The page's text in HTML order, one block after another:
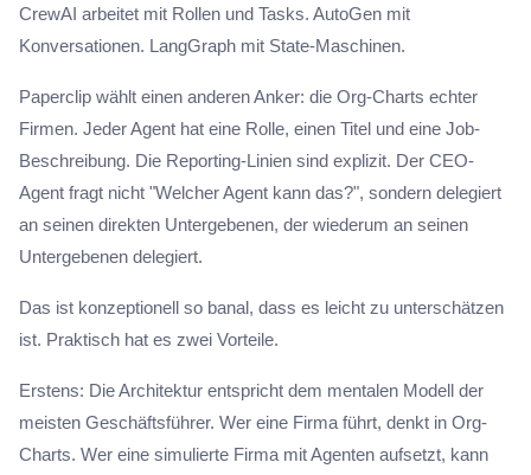
CrewAI arbeitet mit Rollen und Tasks. AutoGen mit
Konversationen. LangGraph mit State-Maschinen.
Paperclip wählt einen anderen Anker: die Org-Charts echter
Firmen. Jeder Agent hat eine Rolle, einen Titel und eine Job-
Beschreibung. Die Reporting-Linien sind explizit. Der CEO-
Agent fragt nicht "Welcher Agent kann das?", sondern delegiert
an seinen direkten Untergebenen, der wiederum an seinen
Untergebenen delegiert.
Das ist konzeptionell so banal, dass es leicht zu unterschätzen
ist. Praktisch hat es zwei Vorteile.
Erstens: Die Architektur entspricht dem mentalen Modell der
meisten Geschäftsführer. Wer eine Firma führt, denkt in Org-
Charts. Wer eine simulierte Firma mit Agenten aufsetzt, kann